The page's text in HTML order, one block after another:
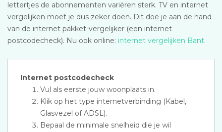
lettertjes de abonnementen variëren sterk. TV en internet
vergelijken moet je dus zeker doen. Dit doe je aan de hand
van de internet pakket-vergelijker (een internet
postcodecheck). Nu ook online: internet vergelijken Bant.
Internet postcodecheck
Vul als eerste jouw woonplaats in.
Klik op het type internetverbinding (Kabel,
Glasvezel of ADSL).
Bepaal de minimale snelheid die je wil